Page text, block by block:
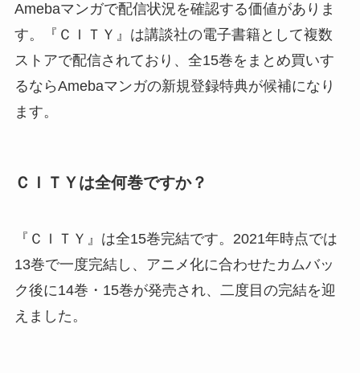
Amebaマンガで配信状況を確認する価値がありま
す。『ＣＩＴＹ』は講談社の電子書籍として複数
ストアで配信されており、全15巻をまとめ買いす
るならAmebaマンガの新規登録特典が候補になり
ます。
ＣＩＴＹは全何巻ですか？
『ＣＩＴＹ』は全15巻完結です。2021年時点では
13巻で一度完結し、アニメ化に合わせたカムバッ
ク後に14巻・15巻が発売され、二度目の完結を迎
えました。